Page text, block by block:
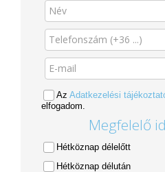
Az Adatkezelési
elfogadom.
Megfelelő
Hétköznap délelőtt
Hétköznap délután